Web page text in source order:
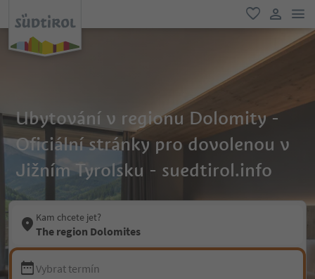
oblíbené
Ubytování v regionu Dolomity -
Oficiální stránky pro dovolenou v
Jižním Tyrolsku - suedtirol.info
Kam chcete jet?
The region Dolomites
Vybrat termín